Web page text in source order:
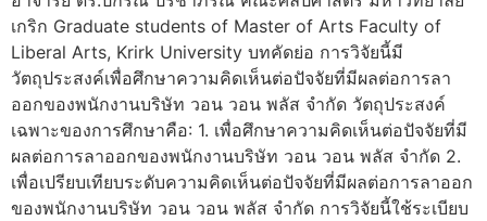
เกริก Graduate students of Master of Arts Faculty of
Liberal Arts, Krirk University บทคัดย่อ การวิจัยนี้มี
วัตถุประสงค์เพื่อศึกษาความคิดเห็นต่อปัจจัยที่มีผลต่อการลา
ออกของพนักงานบริษัท วอน วอน พลัส จำกัด วัตถุประสงค์
เฉพาะของการศึกษาคือ: 1. เพื่อศึกษาความคิดเห็นต่อปัจจัยที่มี
ผลต่อการลาออกของพนักงานบริษัท วอน วอน พลัส จำกัด 2.
เพื่อเปรียบเทียบระดับความคิดเห็นต่อปัจจัยที่มีผลต่อการลาออก
ของพนักงานบริษัท วอน วอน พลัส จำกัด การวิจัยนี้ใช้ระเบียบ